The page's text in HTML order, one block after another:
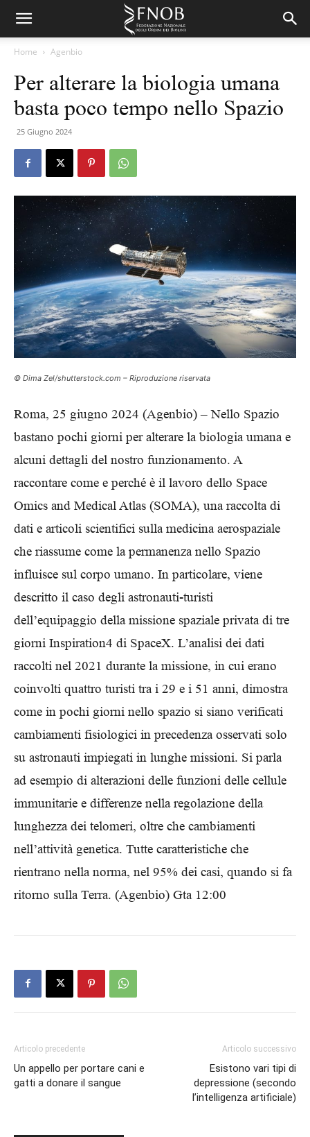
Home Agenbio
Per alterare la biologia umana
basta poco tempo nello Spazio
25 Giugno 2024
© Dima Zel/shutterstock.com – Riproduzione riservata
Roma, 25 giugno 2024 (Agenbio) – Nello Spazio
bastano pochi giorni per alterare la biologia umana e
alcuni dettagli del nostro funzionamento. A
raccontare come e perché è il lavoro dello Space
Omics and Medical Atlas (SOMA), una raccolta di
dati e articoli scientifici sulla medicina aerospaziale
che riassume come la permanenza nello Spazio
influisce sul corpo umano. In particolare, viene
descritto il caso degli astronauti-turisti
dell’equipaggio della missione spaziale privata di tre
giorni Inspiration4 di SpaceX. L’analisi dei dati
raccolti nel 2021 durante la missione, in cui erano
coinvolti quattro turisti tra i 29 e i 51 anni, dimostra
come in pochi giorni nello spazio si siano verificati
cambiamenti fisiologici in precedenza osservati solo
su astronauti impiegati in lunghe missioni. Si parla
ad esempio di alterazioni delle funzioni delle cellule
immunitarie e differenze nella regolazione della
lunghezza dei telomeri, oltre che cambiamenti
nell’attività genetica. Tutte caratteristiche che
rientrano nella norma, nel 95% dei casi, quando si fa
ritorno sulla Terra. (Agenbio) Gta 12:00
Articolo precedente
Un appello per portare cani e
gatti a donare il sangue
Articolo successivo
Esistono vari tipi di
depressione (secondo
l’intelligenza artificiale)